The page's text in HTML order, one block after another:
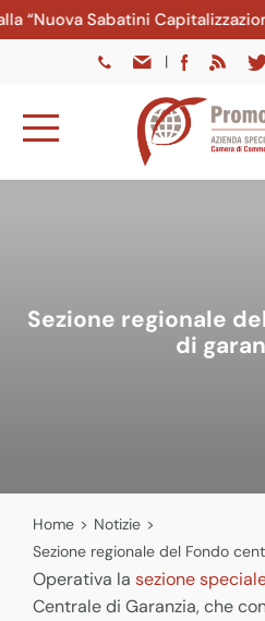
Sabatini
|
Sezione regionale
di
Home > Notizie >
Sezione regionale del Fondo
Operativa la sezione
Centrale di Garanzia, che